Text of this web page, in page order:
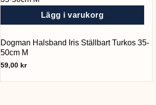
Lägg i varukorg
Dogman Halsband Iris Ställbart Turkos 35-
50cm M
59,00 kr